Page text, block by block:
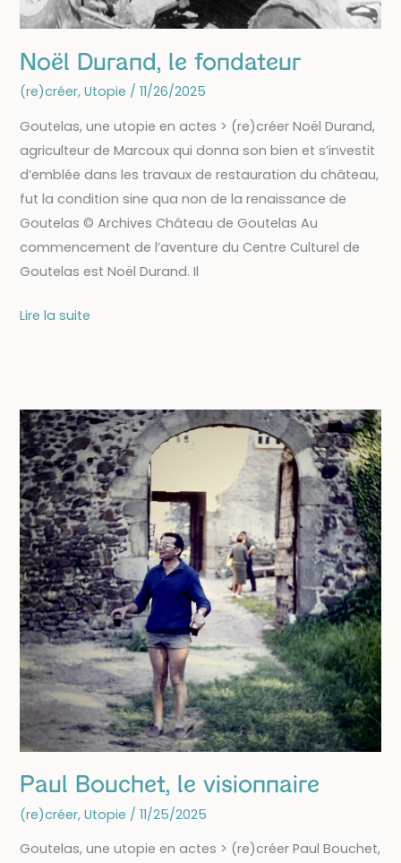
Noël Durand, le fondateur
(re)créer, Utopie / 11/26/2025
Goutelas, une utopie en actes > (re)créer Noël Durand,
agriculteur de Marcoux qui donna son bien et s’investit
d’emblée dans les travaux de restauration du château,
fut la condition sine qua non de la renaissance de
Goutelas © Archives Château de Goutelas Au
commencement de l’aventure du Centre Culturel de
Goutelas est Noël Durand. Il
Noël
Lire la suite
Paul Bouchet, le visionnaire
(re)créer, Utopie / 11/25/2025
Goutelas, une utopie en actes > (re)créer Paul Bouchet,